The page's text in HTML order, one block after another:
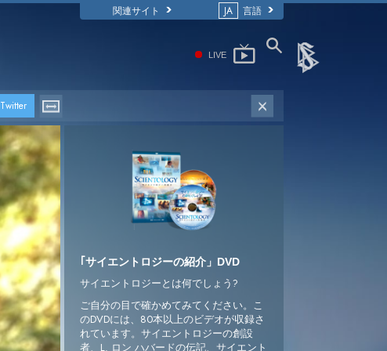
関連サイト JA 言語
LIVE
Twitter
｢サイエントロジーの紹介」DVD
サイエントロジーとは何でしょう?
ご自分の目で確かめてみてください。こ
のDVDには、80本以上のビデオが収録さ
れています。サイエントロジーの創設
者、L. ロン ハバードの伝記、サイエント